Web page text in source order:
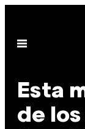
contenido
Abrir
Esta
de